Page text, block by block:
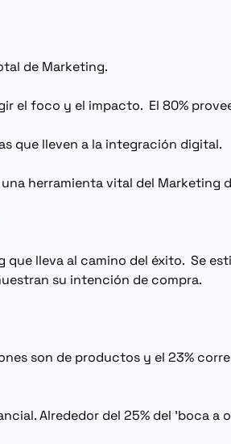
de Marketing.
el foco y el impacto. El 80%
que lleven a la integración digital.
herramienta vital del Marketing
que lleva al camino del éxito. Se
su intención de compra.
son de productos y el 23%
Alrededor del 25% del 'boca a